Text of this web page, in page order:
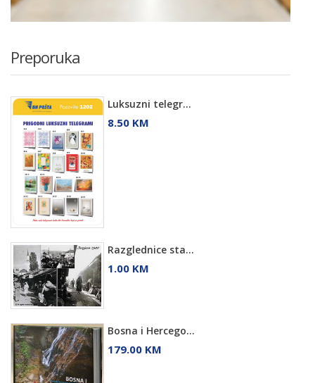
Preporuka
Luksuzni telegr...
8.50 KM
Razglednice sta...
1.00 KM
Bosna i Hercego...
179.00 KM